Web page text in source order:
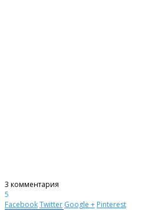
3 комментария
5
FacebookTwitter Google + Pinterest